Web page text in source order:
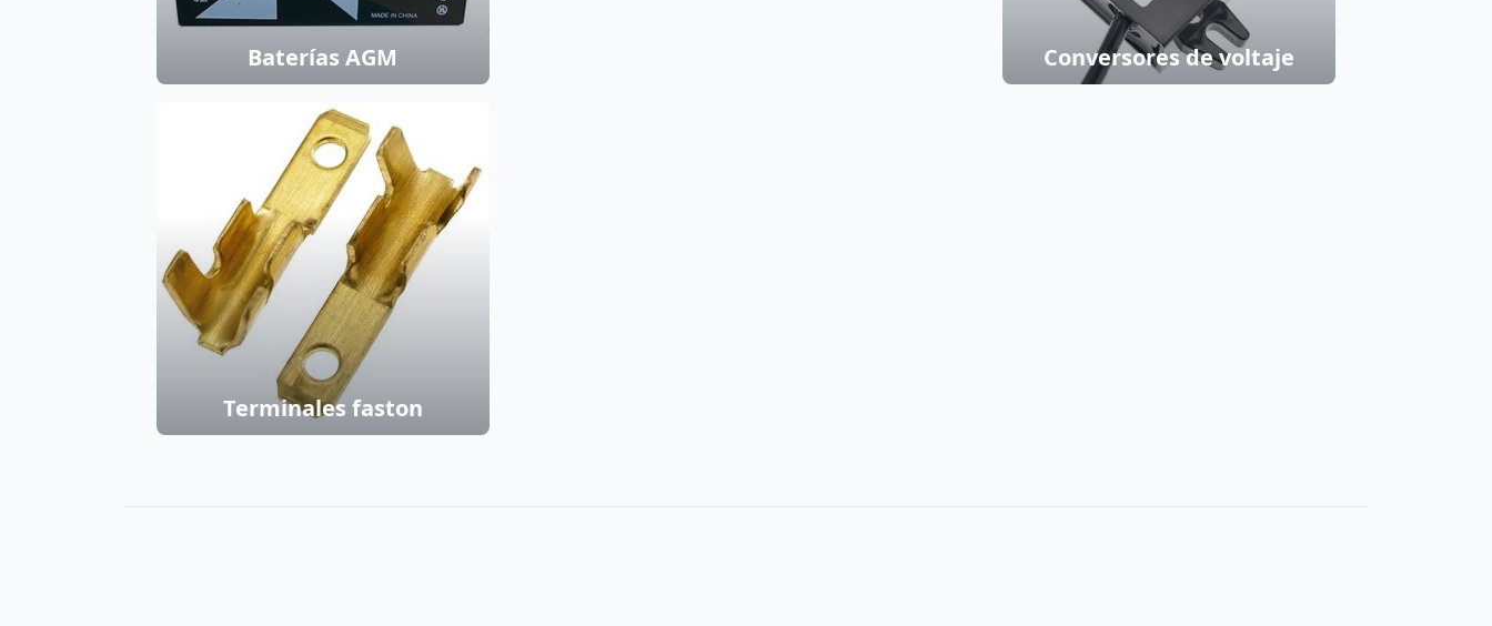
Baterías AGM Conversores de voltaje
Terminales faston